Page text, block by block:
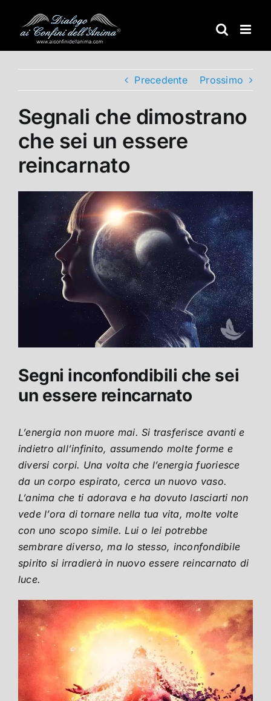
contenuto
Precedente Prossimo
Segnali che dimostrano
che sei un essere
reincarnato
Segni inconfondibili che sei
un essere reincarnato
L’energia non muore mai. Si trasferisce avanti e
indietro all’infinito, assumendo molte forme e
diversi corpi. Una volta che l’energia fuoriesce
da un corpo espirato, cerca un nuovo vaso.
L’anima che ti adorava e ha dovuto lasciarti non
vede l’ora di tornare nella tua vita, molte volte
con uno scopo simile. Lui o lei potrebbe
sembrare diverso, ma lo stesso, inconfondibile
spirito si irradierà in nuovo essere reincarnato di
luce.